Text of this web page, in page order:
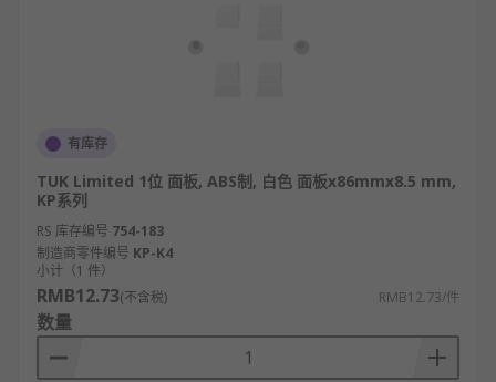
有库存
TUK Limited 1位 面板, ABS制, 白色 面板x86mmx8.5 mm,
KP系列
RS 库存编号 754-183
制造商零件编号 KP-K4
小计（1 件）
RMB12.73(不含税) RMB12.73/件
数量